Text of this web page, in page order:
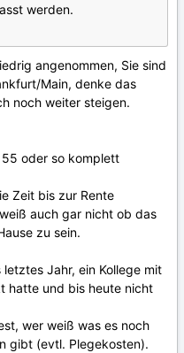
werden.
angenommen, Sie sind
Main, denke das
noch weiter steigen.
oder so komplett
Zeit bis zur Rente
auch gar nicht ob das
zu sein.
Jahr, ein Kollege mit
hatte und bis heute nicht
wer weiß was es noch
gibt (evtl. Plegekosten).